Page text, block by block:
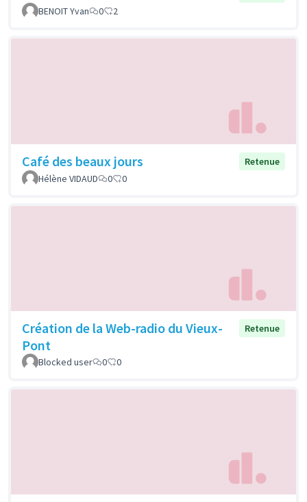
BENOIT Yvan
0 2
Café des beaux jours
Retenue
Hélène VIDAUD
0 0
Création de la Web-radio du Vieux-
Pont
Retenue
Blocked user 0 0